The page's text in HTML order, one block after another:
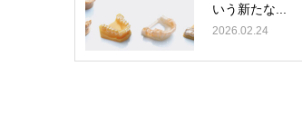
いう新たな...
2026.02.24